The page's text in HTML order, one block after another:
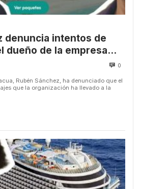
denuncia intentos de
dueño de la empresa
Vito Quiles
0
Rubén Sánchez, ha denunciado que el
que la organización ha llevado a la